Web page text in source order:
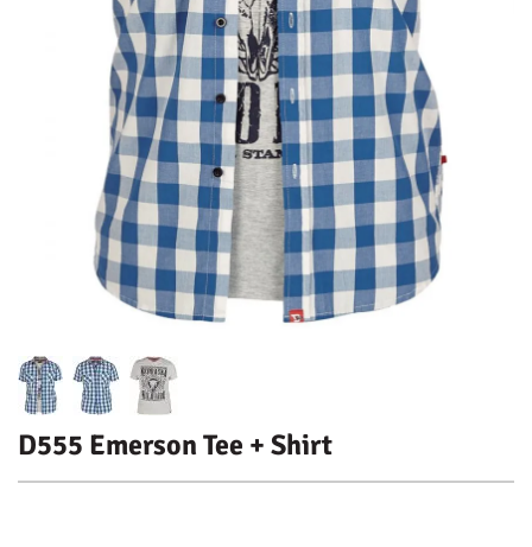
D555 Emerson Tee + Shirt